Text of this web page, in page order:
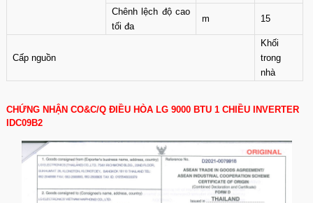
Chênh lệch độ cao
tối đa
m 15
Cấp nguồn
Khối
trong
nhà
CHỨNG NHẬN CO&C/Q ĐIỀU HÒA LG 9000 BTU 1 CHIỀU INVERTER
IDC09B2